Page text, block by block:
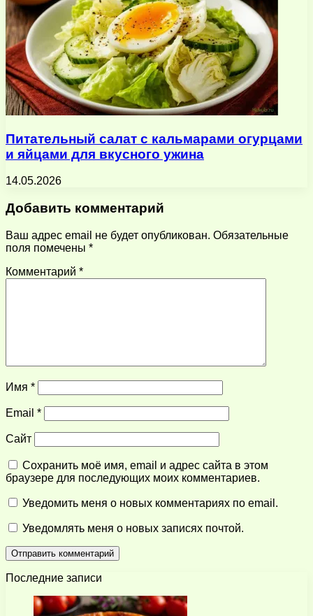
Питательный салат с кальмарами огурцами
и яйцами для вкусного ужина
14.05.2026
Добавить комментарий
Ваш адрес email не будет опубликован. Обязательные
поля помечены *
Комментарий *
Имя *
Email *
Сайт
Сохранить моё имя, email и адрес сайта в этом
браузере для последующих моих комментариев.
Уведомить меня о новых комментариях по email.
Уведомлять меня о новых записях почтой.
Последние записи